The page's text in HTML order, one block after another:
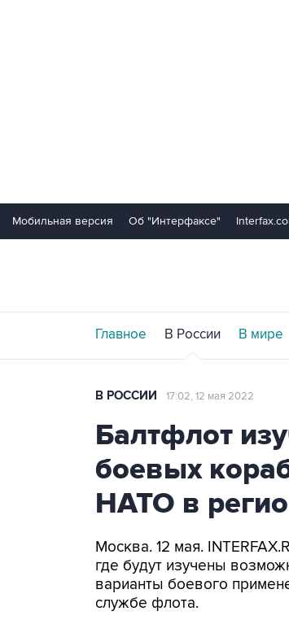
Мобильная версия Об "Интерфаксе"
Главное В России В мире
В РОССИИ 17:02, 12 мая 2022
Балтфлот
боевых
НАТО в
Москва. 12 мая.
где будут изучены
варианты боевого
службе флота.